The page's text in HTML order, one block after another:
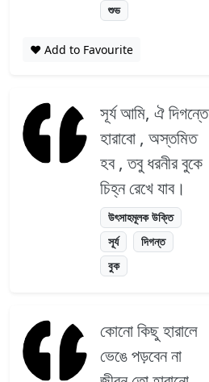
শুভ
❤️ Add to Favourite
সূর্য আমি, ঐ দিগন্তে
হারাবো , অস্তমিত
হব , তবু ধরনীর বুকে
চিহ্ন রেখে যাব।
উৎসাহমূলক উক্তি
সূর্য
দিগন্ত
বুক
কোনো কিছু হারালে
ভেঙে পড়বেন না